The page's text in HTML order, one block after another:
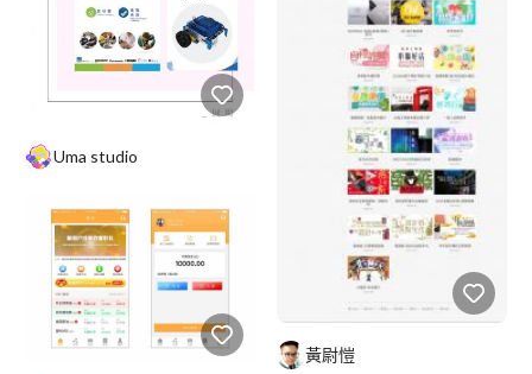
Uma studio
黃尉愷